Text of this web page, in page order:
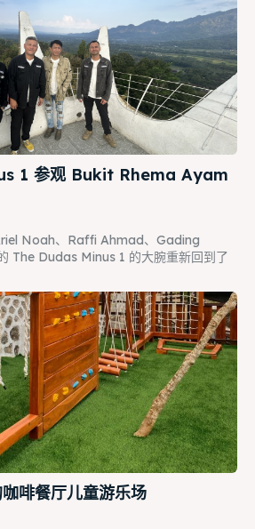
1 参观 Bukit Rhema Ayam
Noah、Raffi Ahmad、Gading
The Dudas Minus 1 的大腕重新回到了
啡餐厅儿童游乐场